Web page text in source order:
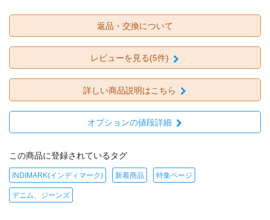
返品・交換について
レビューを見る(5件)
詳しい商品説明はこちら
オプションの値段詳細
この商品に登録されているタグ
INDIMARK(インディマーク) 新着商品 特集ページ
デニム、ジーンズ